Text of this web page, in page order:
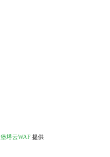
堡塔云WAF 提供